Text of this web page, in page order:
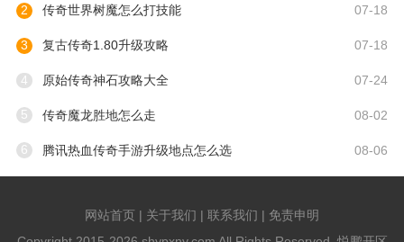
2 传奇世界树魔怎么打技能 07-18
3 复古传奇1.80升级攻略 07-18
4 原始传奇神石攻略大全 07-24
5 传奇魔龙胜地怎么走 08-02
6 腾讯热血传奇手游升级地点怎么选 08-06
网站首页 | 关于我们 | 联系我们 | 免责申明